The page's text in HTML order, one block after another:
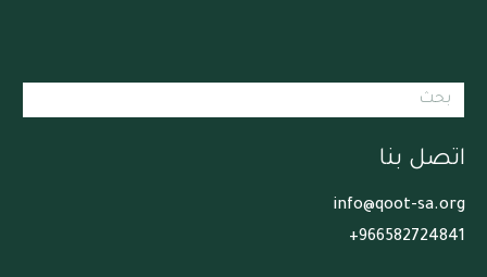
اتصل بنا
info@qoot-sa.org
966582724841+